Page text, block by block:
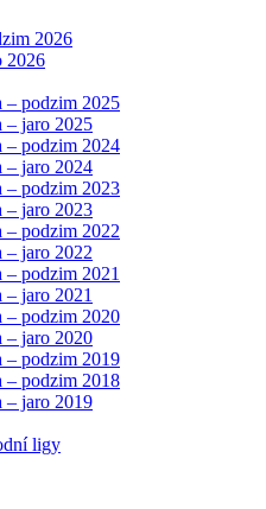
2026
2026
– podzim 2025
– jaro 2025
– podzim 2024
– jaro 2024
– podzim 2023
– jaro 2023
– podzim 2022
– jaro 2022
– podzim 2021
– jaro 2021
– podzim 2020
– jaro 2020
– podzim 2019
– podzim 2018
– jaro 2019
ligy